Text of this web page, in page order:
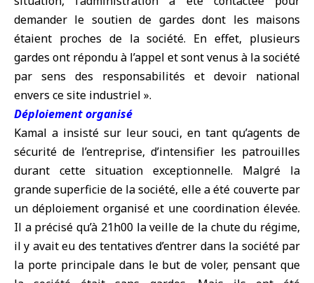
demander le soutien de gardes dont les maisons
étaient proches de la société. En effet, plusieurs
gardes ont répondu à l’appel et sont venus à la société
par sens des responsabilités et devoir national
envers ce site industriel ».
Déploiement organisé
Kamal a insisté sur leur souci, en tant qu’agents de
sécurité de l’entreprise, d’intensifier les patrouilles
durant cette situation exceptionnelle. Malgré la
grande superficie de la société, elle a été couverte par
un déploiement organisé et une coordination élevée.
Il a précisé qu’à 21h00 la veille de la chute du régime,
il y avait eu des tentatives d’entrer dans la société par
la porte principale dans le but de voler, pensant que